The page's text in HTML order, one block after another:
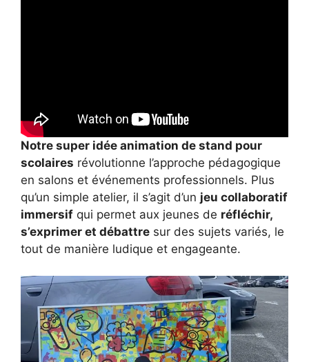
Notre super idée animation de stand pour
scolaires révolutionne l’approche pédagogique
en salons et événements professionnels. Plus
qu’un simple atelier, il s’agit d’un jeu collaboratif
immersif qui permet aux jeunes de réfléchir,
s’exprimer et débattre sur des sujets variés, le
tout de manière ludique et engageante.